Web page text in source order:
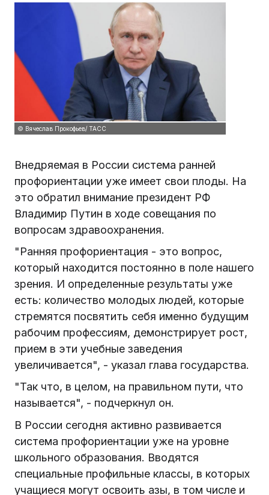
© Вячеслав Прокофьев/ ТАСС
Внедряемая в России система ранней
профориентации уже имеет свои плоды. На
это обратил внимание президент РФ
Владимир Путин в ходе совещания по
вопросам здравоохранения.
"Ранняя профориентация - это вопрос,
который находится постоянно в поле нашего
зрения. И определенные результаты уже
есть: количество молодых людей, которые
стремятся посвятить себя именно будущим
рабочим профессиям, демонстрирует рост,
прием в эти учебные заведения
увеличивается", - указал глава государства.
"Так что, в целом, на правильном пути, что
называется", - подчеркнул он.
В России сегодня активно развивается
система профориентации уже на уровне
школьного образования. Вводятся
специальные профильные классы, в которых
учащиеся могут освоить азы, в том числе и